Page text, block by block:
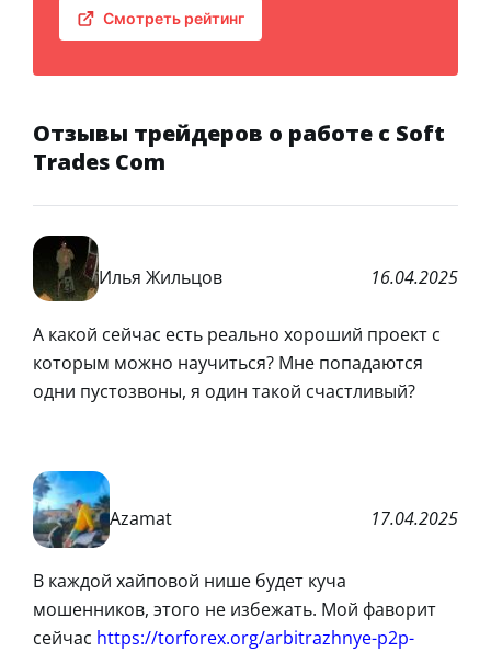
Смотреть рейтинг
Отзывы трейдеров о работе с Soft
Trades Com
Илья Жильцов 16.04.2025
А какой сейчас есть реально хороший проект с
которым можно научиться? Мне попадаются
одни пустозвоны, я один такой счастливый?
Azamat 17.04.2025
В каждой хайповой нише будет куча
мошенников, этого не избежать. Мой фаворит
сейчас https://torforex.org/arbitrazhnye-p2p-